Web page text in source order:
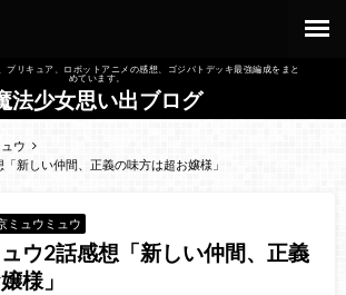
プリキュア、ロボットアニメの感想、ゴジバトデッキ最強編成をまと
めています。
法少女思い出ブログ
ウ
新しい仲間、正義の味方は超お嬢様」
ミュウミュウ
ウ2話感想「新しい仲間、正義
様」